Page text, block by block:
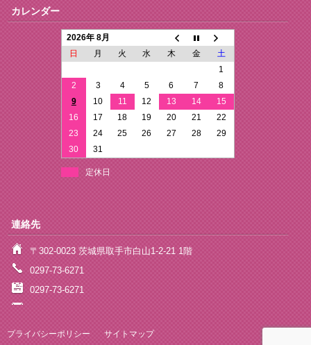
カレンダー
2026年 8月
日
月 火 水 木 金
土
1
2
3 4 5 6 7
8
9
10 11 12 13 14
15
16
17 18 19 20 21
22
23
24 25 26 27 28
29
30
31
定休日
連絡先
〒302-0023 茨城県取手市白山1-2-21 1階
0297-73-6271
0297-73-6271
プライバシーポリシー サイトマップ